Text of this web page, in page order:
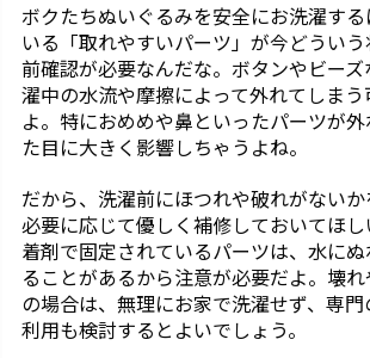
ボクたちぬいぐるみを安全にお洗濯す
いる「取れやすいパーツ」が今どうい
前確認が必要なんだな。ボタンやビー
濯中の水流や摩擦によって外れてしま
よ。特におめめや鼻といったパーツが
た目に大きく影響しちゃうよね。
だから、洗濯前にほつれや破れがないか
必要に応じて優しく補修しておいてほ
着剤で固定されているパーツは、水に
ることがあるから注意が必要だよ。壊
の場合は、無理にお家で洗濯せず、専
利用も検討するとよいでしょう。